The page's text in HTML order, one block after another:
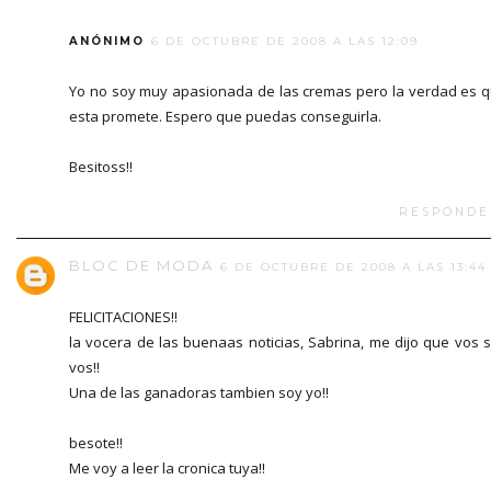
ANÓNIMO 6 DE OCTUBRE DE 2008 A LAS 12:09
Yo no soy muy apasionada de las cremas pero la verdad es
esta promete. Espero que puedas conseguirla.
Besitoss!!
BLOC DE MODA 6 DE OCTUBRE DE 2008 A LAS 13:44
FELICITACIONES!!
la vocera de las buenaas noticias, Sabrina, me dijo que vos
vos!!
Una de las ganadoras tambien soy yo!!
besote!!
Me voy a leer la cronica tuya!!